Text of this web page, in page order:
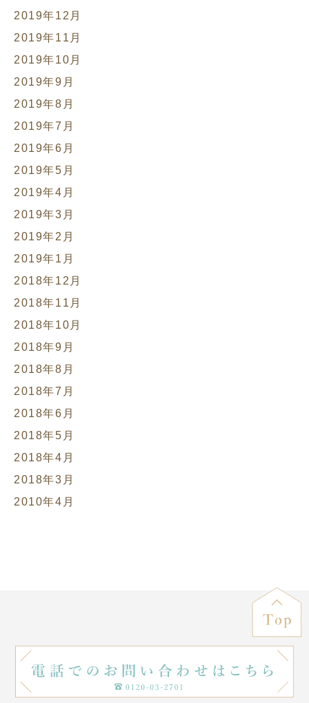
2019年12月
2019年11月
2019年10月
2019年9月
2019年8月
2019年7月
2019年6月
2019年5月
2019年4月
2019年3月
2019年2月
2019年1月
2018年12月
2018年11月
2018年10月
2018年9月
2018年8月
2018年7月
2018年6月
2018年5月
2018年4月
2018年3月
2010年4月